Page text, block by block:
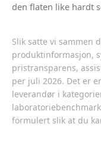
den flaten like hardt
Slik satte vi sammen
produktinformasjon,
pristransparens,
per juli 2026. Det er
leverandør i
formulert slik at du